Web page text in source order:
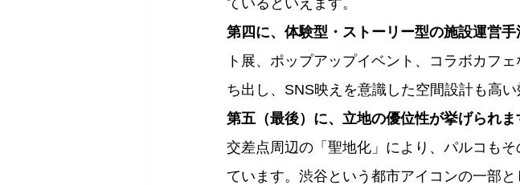
ているといえます。
第四に、体験型・ストーリー型の施設運営手
ト展、ポップアップイベント、コラボカフ
ち出し、SNS映えを意識した空間設計も高い
第五（最後）に、立地の優位性が挙げられま
交差点周辺の「聖地化」により、パルコも
ています。渋谷という都市アイコンの一部